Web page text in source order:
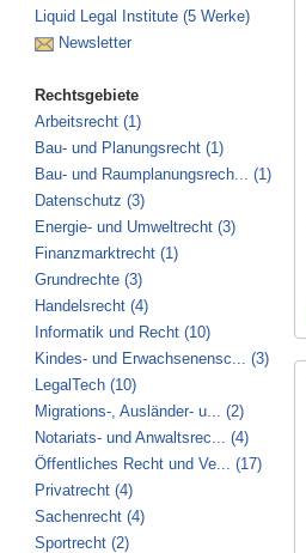
Liquid Legal Institute (5 Werke)
Newsletter
Rechtsgebiete
Arbeitsrecht (1)
Bau- und Planungsrecht (1)
Bau- und Raumplanungsrech... (1)
Datenschutz (3)
Energie- und Umweltrecht (3)
Finanzmarktrecht (1)
Grundrechte (3)
Handelsrecht (4)
Informatik und Recht (10)
Kindes- und Erwachsenensc... (3)
LegalTech (10)
Migrations-, Ausländer- u... (2)
Notariats- und Anwaltsrec... (4)
Öffentliches Recht und Ve... (17)
Privatrecht (4)
Sachenrecht (4)
Sportrecht (2)